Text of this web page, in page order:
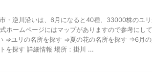
逆川沿いは、6月になると40種、33000株のユ
ホームページにはマップがありますので参考にし
⇒ユリの名所を探す ⇒夏の花の名所を探す ⇒6月
を探す 詳細情報 場所：掛川 ...